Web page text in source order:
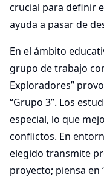
crucial para definir
ayuda a pasar de
En el ámbito
grupo de trabajo
Exploradores”
“Grupo 3”. Los
especial, lo que
conflictos. En
elegido transmite
proyecto; piensa en